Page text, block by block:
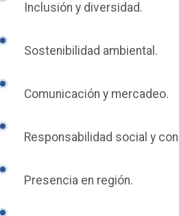
Inclusión y diversidad.
Sostenibilidad ambiental.
Comunicación y mercadeo.
Responsabilidad social y
Presencia en región.